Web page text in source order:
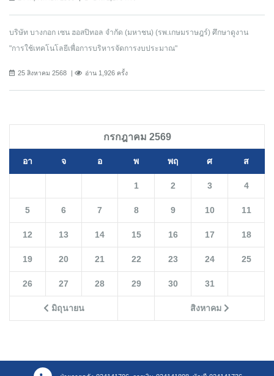
บริษัท บางกอก เซน ฮอสปิทอล จำกัด (มหาชน) (รพ.เกษมราษฎร์) ศึกษาดูงาน
"การใช้เทคโนโลยีเพื่อการบริหารจัดการงบประมาณ"
25 สิงหาคม 2568 อ่าน 1,926 ครั้ง
กรกฎาคม 2569
อา จ อ พ พฤ ศ ส
มิถุนายน สิงหาคม
1 2 3 4
5 6 7 8 9 10 11
12 13 14 15 16 17 18
19 20 21 22 23 24 25
26 27 28 29 30 31